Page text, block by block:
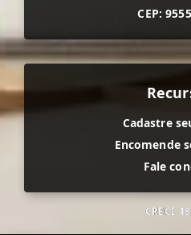
CEP:
Cadastre
Encomende
Fale
CRECI